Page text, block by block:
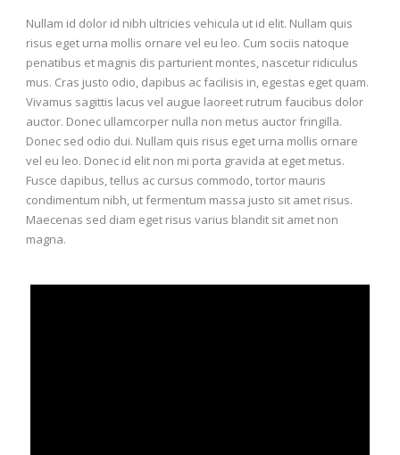
Nullam id dolor id nibh ultricies vehicula ut id elit. Nullam quis
risus eget urna mollis ornare vel eu leo. Cum sociis natoque
penatibus et magnis dis parturient montes, nascetur ridiculus
mus. Cras justo odio, dapibus ac facilisis in, egestas eget quam.
Vivamus sagittis lacus vel augue laoreet rutrum faucibus dolor
auctor. Donec ullamcorper nulla non metus auctor fringilla.
Donec sed odio dui. Nullam quis risus eget urna mollis ornare
vel eu leo. Donec id elit non mi porta gravida at eget metus.
Fusce dapibus, tellus ac cursus commodo, tortor mauris
condimentum nibh, ut fermentum massa justo sit amet risus.
Maecenas sed diam eget risus varius blandit sit amet non
magna.